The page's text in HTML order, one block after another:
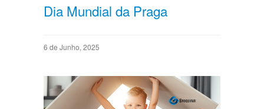
Dia Mundial da Praga
6 de Junho, 2025